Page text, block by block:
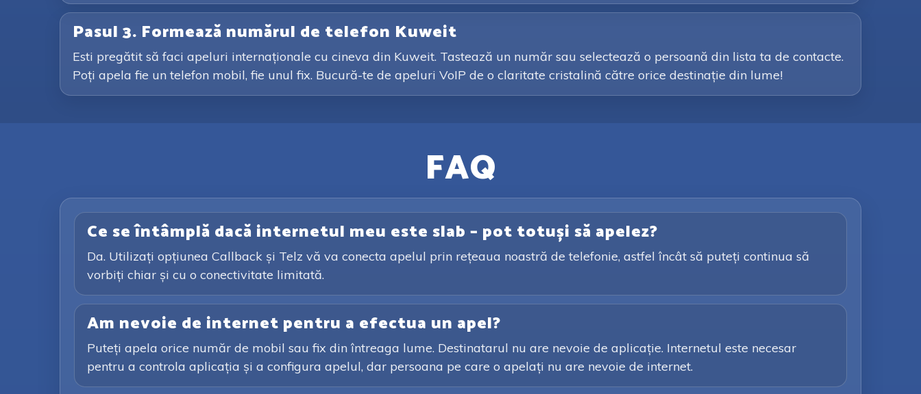
Pasul 3. Formează numărul de telefon Kuweit
Esti pregătit să faci apeluri internaționale cu cineva din Kuweit. Tastează un număr sau selectează o persoană din lista ta de contacte.
Poți apela fie un telefon mobil, fie unul fix. Bucură-te de apeluri VoIP de o claritate cristalină către orice destinație din lume!
FAQ
Ce se întâmplă dacă internetul meu este slab – pot totuși să apelez?
Da. Utilizați opțiunea Callback și Telz vă va conecta apelul prin rețeaua noastră de telefonie, astfel încât să puteți continua să
vorbiți chiar și cu o conectivitate limitată.
Am nevoie de internet pentru a efectua un apel?
Puteți apela orice număr de mobil sau fix din întreaga lume. Destinatarul nu are nevoie de aplicație. Internetul este necesar
pentru a controla aplicația și a configura apelul, dar persoana pe care o apelați nu are nevoie de internet.